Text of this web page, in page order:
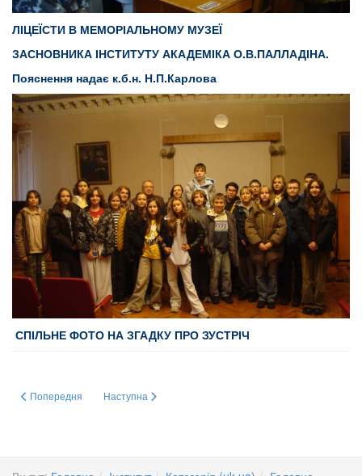
ЛІЦЕЇСТИ В МЕМОРІАЛЬНОМУ МУЗЕЇ
ЗАСНОВНИКА ІНСТИТУТУ АКАДЕМІКА О.В.ПАЛЛАДІНА.
Пояснення надає к.б.н. Н.П.Карлова
СПІЛЬНЕ ФОТО НА ЗГАДКУ ПРО ЗУСТРІЧ
Попередня стаття: Доброчесність у сучасному освітньому та науковому
Попередня Наступна стаття: 3-го жовтня 2025 р. в Інституті
Наступна